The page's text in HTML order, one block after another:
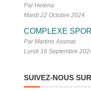
Par Helena
Mardi 22 Octobre 2024
COMPLEXE
Par Martine Assmat
Lundi 16 Septembre
SUIVEZ-NOUS